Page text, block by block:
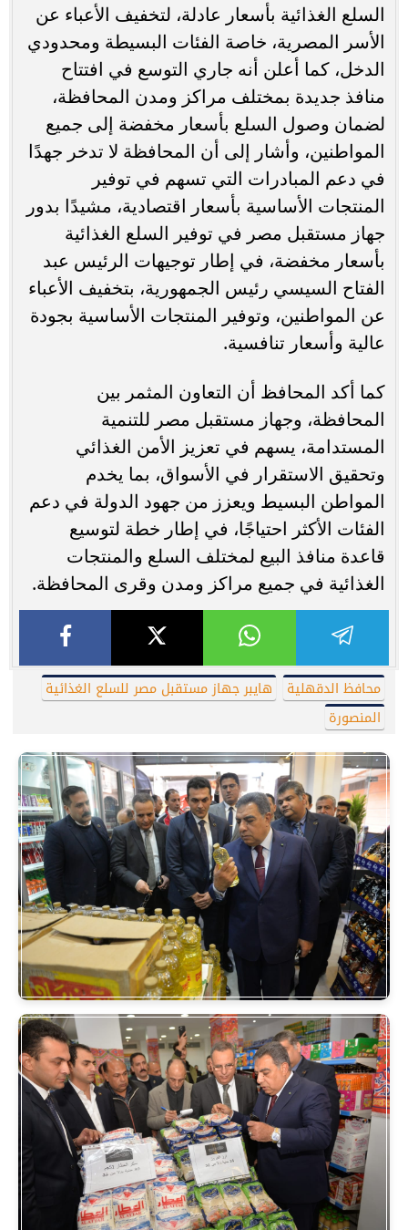
السلع الغذائية بأسعار عادلة، لتخفيف الأعباء عن
الأسر المصرية، خاصة الفئات البسيطة ومحدودي
الدخل، كما أعلن أنه جاري التوسع في افتتاح
منافذ جديدة بمختلف مراكز ومدن المحافظة،
لضمان وصول السلع بأسعار مخفضة إلى جميع
المواطنين، وأشار إلى أن المحافظة لا تدخر جهدًا
في دعم المبادرات التي تسهم في توفير
المنتجات الأساسية بأسعار اقتصادية، مشيدًا بدور
جهاز مستقبل مصر في توفير السلع الغذائية
بأسعار مخفضة، في إطار توجيهات الرئيس عبد
الفتاح السيسي رئيس الجمهورية، بتخفيف الأعباء
عن المواطنين، وتوفير المنتجات الأساسية بجودة
عالية وأسعار تنافسية.
كما أكد المحافظ أن التعاون المثمر بين
المحافظة، وجهاز مستقبل مصر للتنمية
المستدامة، يسهم في تعزيز الأمن الغذائي
وتحقيق الاستقرار في الأسواق، بما يخدم
المواطن البسيط ويعزز من جهود الدولة في دعم
الفئات الأكثر احتياجًا، في إطار خطة لتوسيع
قاعدة منافذ البيع لمختلف السلع والمنتجات
الغذائية في جميع مراكز ومدن وقرى المحافظة.
محافظ الدقهلية
هايبر جهاز مستقبل مصر للسلع الغذائية
المنصورة